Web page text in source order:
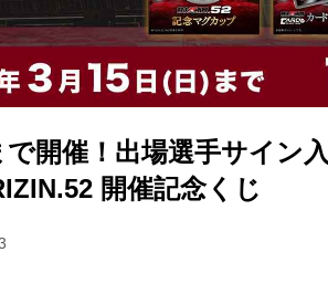
で開催！出場選手サイン
開催記念くじ